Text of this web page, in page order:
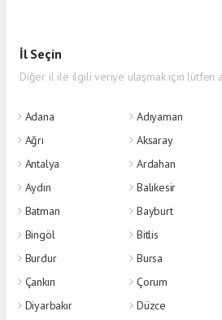
İl Seçin
Diğer il ile ilgili veriye ulaşmak için lütfen
Adana Adıyaman
Ağrı
Aksaray
Antalya
Ardahan
Aydın
Balıkesir
Batman
Bayburt
Bingöl
Bitlis
Burdur
Bursa
Çankırı
Çorum
Diyarbakır
Düzce